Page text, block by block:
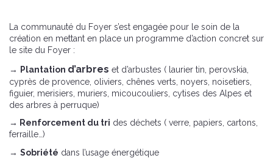
La communauté du Foyer s’est engagée pour le soin de la
création en mettant en place un programme d’action concret sur
le site du Foyer :
→
Plantation d’arbres et d’arbustes ( laurier tin, perovskia,
cyprès de provence, oliviers, chênes verts, noyers, noisetiers,
figuier, merisiers, muriers, micoucouliers, cytises des Alpes et
des arbres à perruque)
→ Renforcement du tri des déchets ( verre, papiers, cartons,
ferraille…)
→ Sobriété dans l’usage énergétique